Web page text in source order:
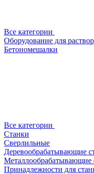
Все категории
Оборудование для
Бетономешалки
Все категории
Станки
Сверлильные
Деревообрабатывающие
Металлообрабатывающие
Принадлежности для